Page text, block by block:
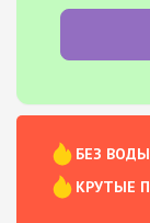
БЕЗ ВОДЫ
КРУТЫЕ